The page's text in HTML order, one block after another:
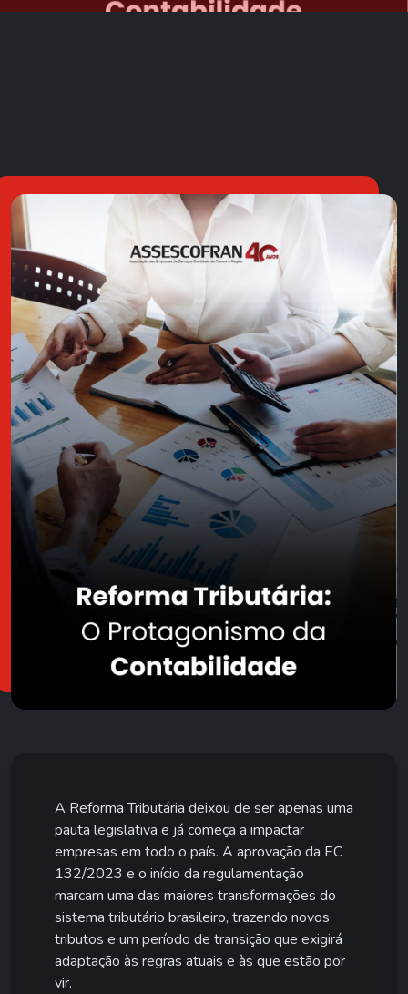
A Reforma Tributária deixou de ser apenas uma
pauta legislativa e já começa a impactar
empresas em todo o país. A aprovação da EC
132/2023 e o início da regulamentação
marcam uma das maiores transformações do
sistema tributário brasileiro, trazendo novos
tributos e um período de transição que exigirá
adaptação às regras atuais e às que estão por
vir.